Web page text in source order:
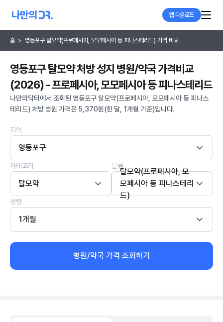
앱 다운로드
홈 > 영등포구 탈모약(프로페시아, 모모페시아 등 피나스테리드) 가격 비교
영등포구 탈모약 처방 성지 병원/약국 가격비교
(2026) - 프로페시아, 모모페시아 등 피나스테리드
나만의닥터에서 조회된 영등포구 탈모약(프로페시아, 모모페시아 등 피나스
테리드) 처방 병원 가격은 5,370원(한 달, 1개월 기준)입니다.
지역
영등포구
카테고리
탈모약
분류
탈모약(프로페시아, 모
모페시아 등 피나스테리
드)
용량
1개월
병원/약국 가격 조회하기